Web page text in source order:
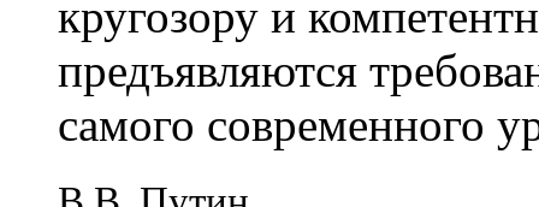
кругозору и
предъявляются
самого современного